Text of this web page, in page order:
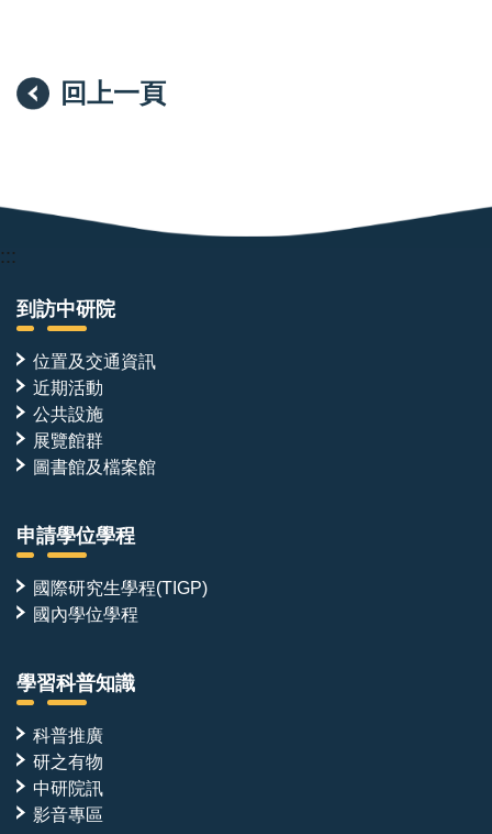
回上一頁
:::
到訪中研院
位置及交通資訊
近期活動
公共設施
展覽館群
圖書館及檔案館
申請學位學程
國際研究生學程(TIGP)
國內學位學程
學習科普知識
科普推廣
研之有物
中研院訊
影音專區